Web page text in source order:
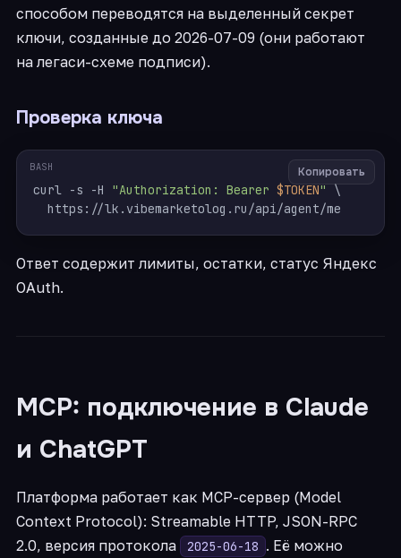
способом переводятся на выделенный секрет
ключи, созданные до 2026-07-09 (они работают
на легаси-схеме подписи).
Проверка ключа
curl -s -H "Authorization: Bearer $TOKEN"
\
Копировать
BASH
Ответ содержит лимиты, остатки, статус Яндекс
OAuth.
MCP: подключение в Claude
и ChatGPT
Платформа работает как MCP-сервер (Model
Context Protocol): Streamable HTTP, JSON-RPC
2.0, версия протокола
2025-06-18 . Её можно